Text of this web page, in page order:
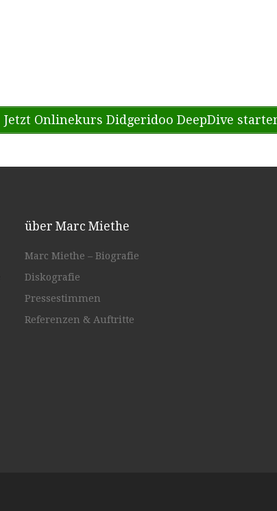
Jetzt Onlinekurs Didgeridoo DeepDive
über Marc Miethe
Marc Miethe – Biografie
Diskografie
Pressestimmen
Referenzen & Auftritte